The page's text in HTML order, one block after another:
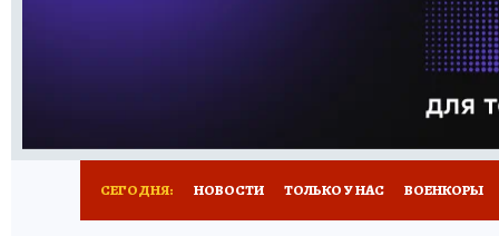
НОВОЕ НА САЙТЕ
СЕГОДНЯ: НОВОСТИ ТОЛЬКО У НАС ВОЕНКОРЫ